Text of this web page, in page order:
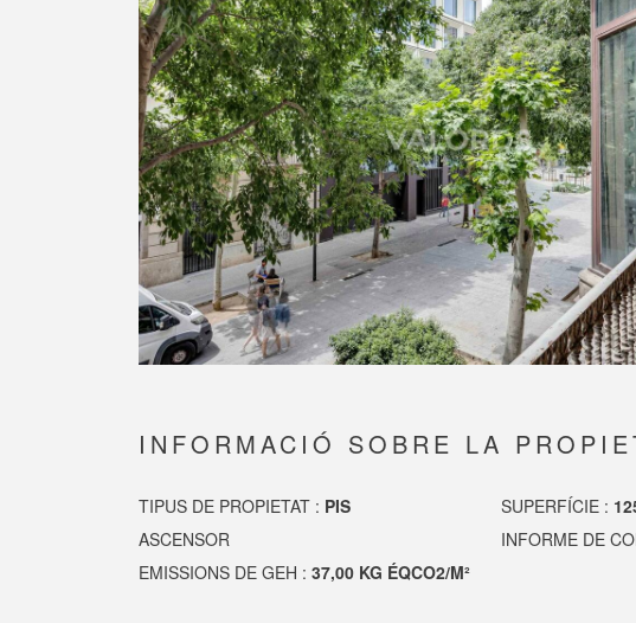
INFORMACIÓ SOBRE LA
TIPUS DE PROPIETAT : PIS SUPERFÍCIE :
ASCENSOR
INFORME DE
EMISSIONS DE GEH : 37,00 KG ÉQCO2/M²